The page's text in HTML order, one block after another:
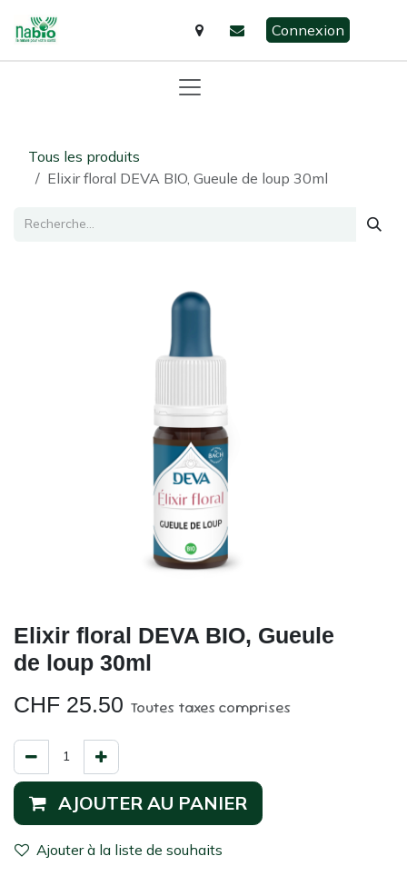
Connexion
Tous les produits
Elixir floral DEVA BIO, Gueule de loup 30ml
Elixir floral DEVA BIO, Gueule
de loup 30ml
CHF 25.50 Toutes taxes comprises
AJOUTER AU PANIER
Ajouter à la liste de souhaits